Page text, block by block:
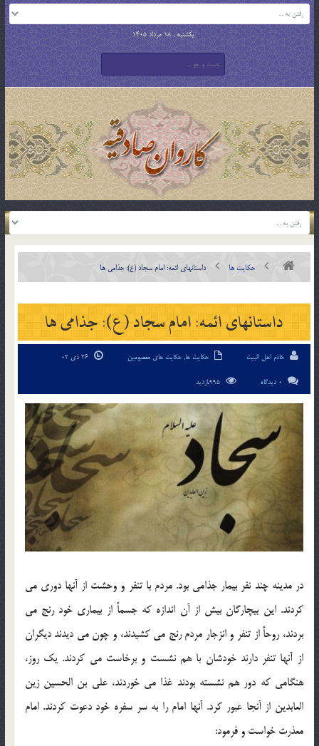
یکشنبه , 18 مرداد 1405
حکایت ها داستانهای ائمه: امام سجاد (ع): جذامی ها
داستانهای ائمه: امام سجاد (ع): جذامی ها
خادم اهل البیت حکایت ها, حکایت های معصومین
0 دیدگاه
در مدینه چند نفر بیمار جذامی بود. مردم با تنفر و وحشت از آنها دوری می
كردند. این بیچارگان بیش از آن اندازه كه جسماً از بیماری خود رنج می
بردند، روحاً از تنفر و انزجار مردم رنج می كشیدند، و چون می دیدند دیگران
از آنها تنفر دارند خودشان با هم نشست و برخاست می كردند. یك روز،
هنگامی كه دور هم نشسته بودند غذا می خوردند، علی بن الحسین زین
العابدین از آنجا عبور كرد. آنها امام را به سر سفره خود دعوت كردند. امام
معذرت خواست و فرمود: